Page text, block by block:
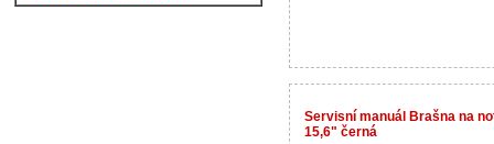
Servisní manuál Brašna na
15,6" černá